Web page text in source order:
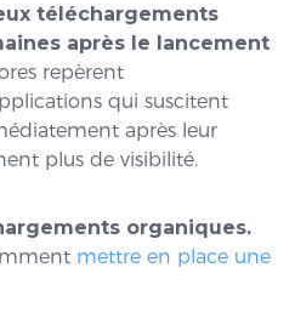
téléchargements
après le lancement
repèrent
qui suscitent
après leur
plus de visibilité.
organiques.
mettre en place une